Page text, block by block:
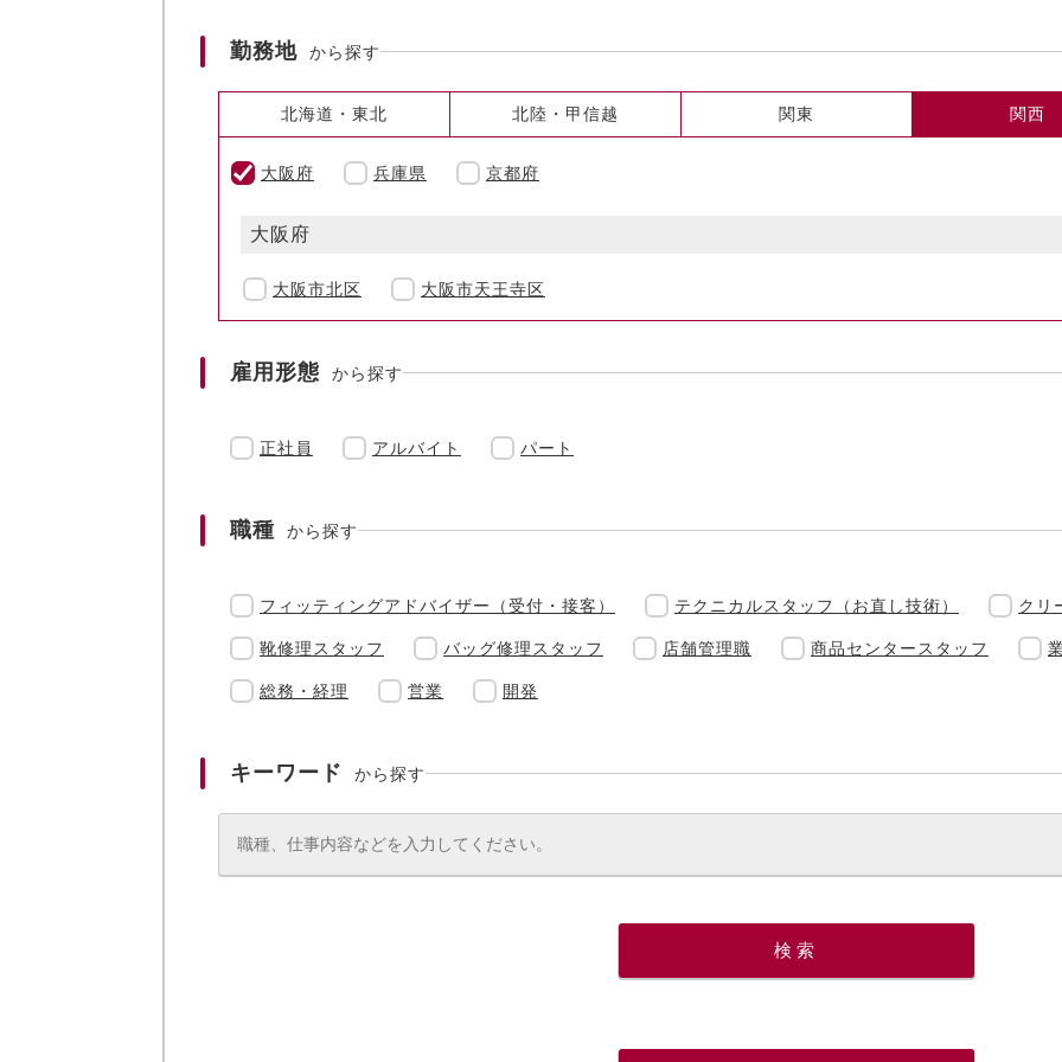
勤務地 から探す
北海道・東北 北陸・甲信越 関東 関西
大阪府 兵庫県 京都府
大阪府
大阪市北区 大阪市天王寺区
雇用形態 から探す
正社員 アルバイト パート
職種 から探す
フィッティングアドバイザー（受付・接客） テクニカルスタッフ（お直し技術） クリ
靴修理スタッフ バッグ修理スタッフ 店舗管理職 商品センタースタッフ
総務・経理 営業 開発
キーワード から探す